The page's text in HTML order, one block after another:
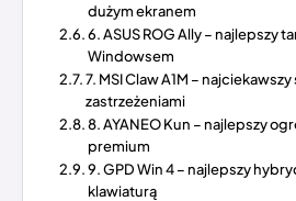
dużym ekranem
6. ASUS ROG Ally – najlepszy
Windowsem
7. MSI Claw A1M –
zastrzeżeniami
8. AYANEO Kun – najlepszy
premium
9. GPD Win 4 – najlepszy
klawiaturą